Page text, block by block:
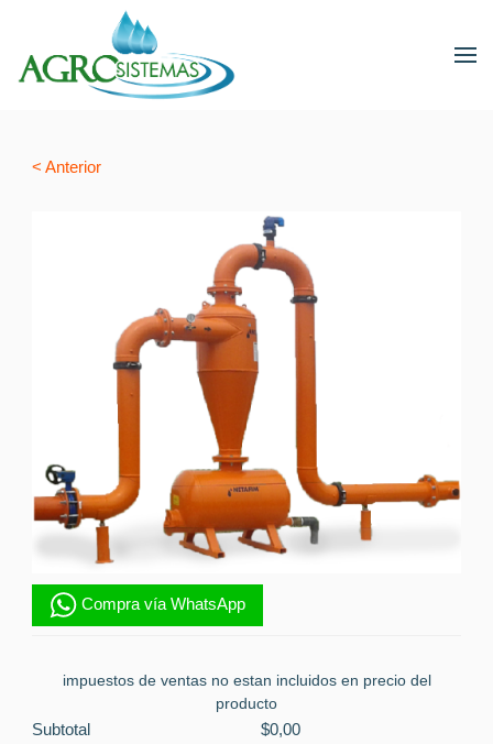
< Anterior
Compra vía WhatsApp
impuestos de ventas no estan incluidos en precio del
producto
Subtotal $0,00